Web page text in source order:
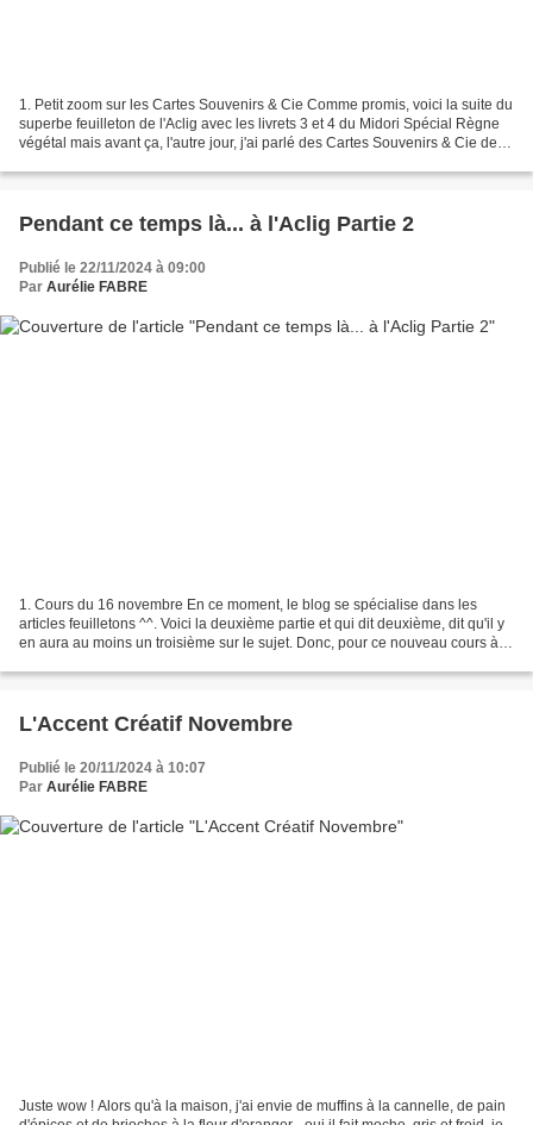
1. Petit zoom sur les Cartes Souvenirs & Cie Comme promis, voici la suite du
superbe feuilleton de l'Aclig avec les livrets 3 et 4 du Midori Spécial Règne
végétal mais avant ça, l'autre jour, j'ai parlé des Cartes Souvenirs & Cie de
Pendant ce temps là... à l'Aclig Partie 2
Publié le 22/11/2024 à 09:00
Par Aurélie FABRE
1. Cours du 16 novembre En ce moment, le blog se spécialise dans les
articles feuilletons ^^. Voici la deuxième partie et qui dit deuxième, dit qu'il y
en aura au moins un troisième sur le sujet. Donc, pour ce nouveau cours à
L'Accent Créatif Novembre
Publié le 20/11/2024 à 10:07
Par Aurélie FABRE
Juste wow ! Alors qu'à la maison, j'ai envie de muffins à la cannelle, de pain